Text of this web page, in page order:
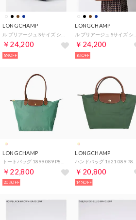
LONGCHAMP
￥24,200
8%OFF
LONGCHAMP
￥24,200
8%OFF
LONGCHAMP
￥22,800
20%OFF
LONGCHAMP
￥20,800
14%OFF